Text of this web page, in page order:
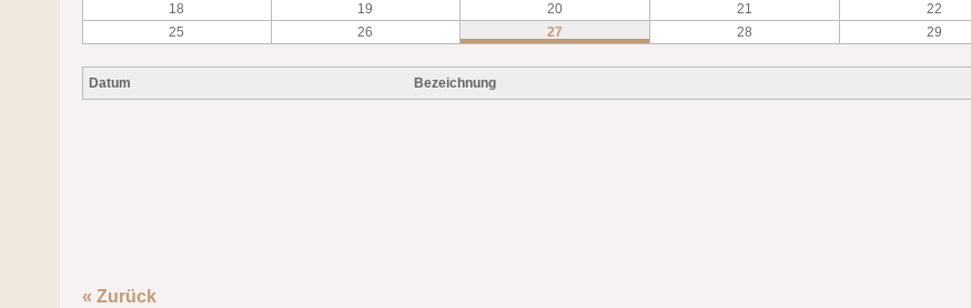
18
19 20 21 22
25
26 27 28 29
Datum Bezeichnung
« Zurück